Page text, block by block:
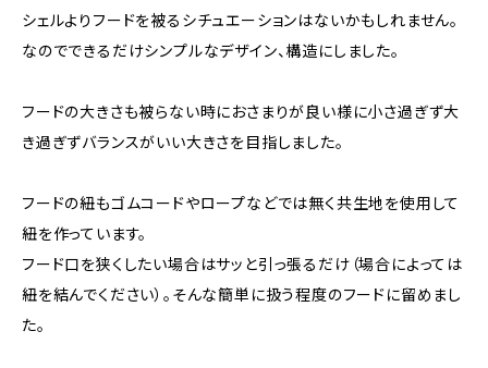
シェルよりフードを被るシチュエーションはないかもしれません。
なのでできるだけシンプルなデザイン、構造にしました。
フードの大きさも被らない時におさまりが良い様に小さ過ぎず大
き過ぎずバランスがいい大きさを目指しました。
フードの紐もゴムコードやロープなどでは無く共生地を使用して
紐を作っています。
フード口を狭くしたい場合はサッと引っ張るだけ（場合によっては
紐を結んでください）。そんな簡単に扱う程度のフードに留めまし
た。